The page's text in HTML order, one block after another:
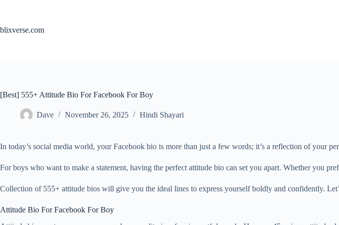
blixverse.com
[Best] 555+ Attitude Bio For Facebook For Boy
Dave November 26, 2025 Hindi Shayari
In today’s social media world, your Facebook bio is more than just a few words; it’s a reflection of your
For boys who want to make a statement, having the perfect attitude bio can set you apart. Whether you
Collection of 555+ attitude bios will give you the ideal lines to express yourself boldly and confidently.
Attitude Bio For Facebook For Boy